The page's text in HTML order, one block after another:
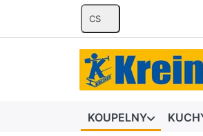
CS
KOUPELNY